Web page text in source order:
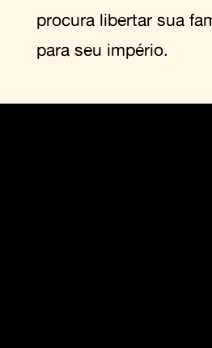
procura libertar sua
para seu império.